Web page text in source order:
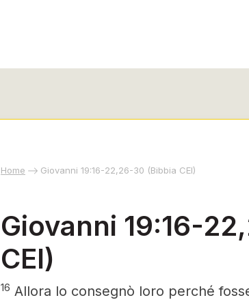
Home Giovanni 19:16-22,26-30 (Bibbia CEI)
Giovanni 19:16-
CEI)
16 Allora lo consegnò loro perché